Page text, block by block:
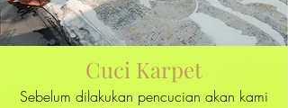
Cuci Karpet
Sebelum dilakukan pencucian akan kami